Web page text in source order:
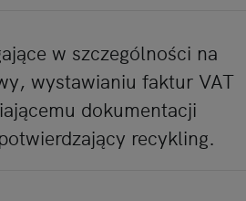
w szczególności na
wystawianiu faktur VAT
dokumentacji
recykling.